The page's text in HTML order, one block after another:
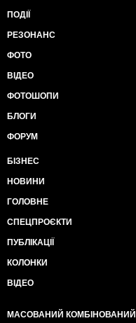
ПОДІЇ
РЕЗОНАНС
ФОТО
ВІДЕО
ФОТОШОПИ
БЛОГИ
ФОРУМ
БІЗНЕС
НОВИНИ
ГОЛОВНЕ
СПЕЦПРОЄКТИ
ПУБЛІКАЦІЇ
КОЛОНКИ
ВІДЕО
МАСОВАНИЙ